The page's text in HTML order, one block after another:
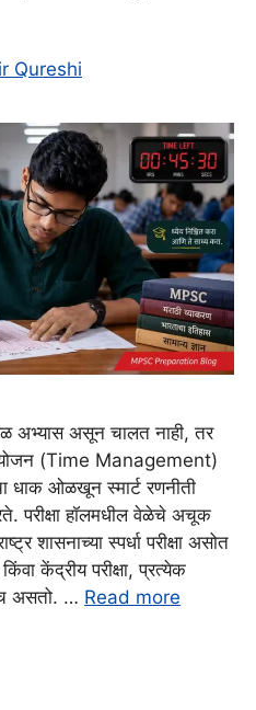
Qureshi
अभ्यास असून चालत नाही, तर
(Time Management)
ओळखून स्मार्ट रणनीती
परीक्षा हॉलमधील वेळेचे अचूक
शासनाच्या स्पर्धा परीक्षा असोत
केंद्रीय परीक्षा, प्रत्येक
असतो. … Read more